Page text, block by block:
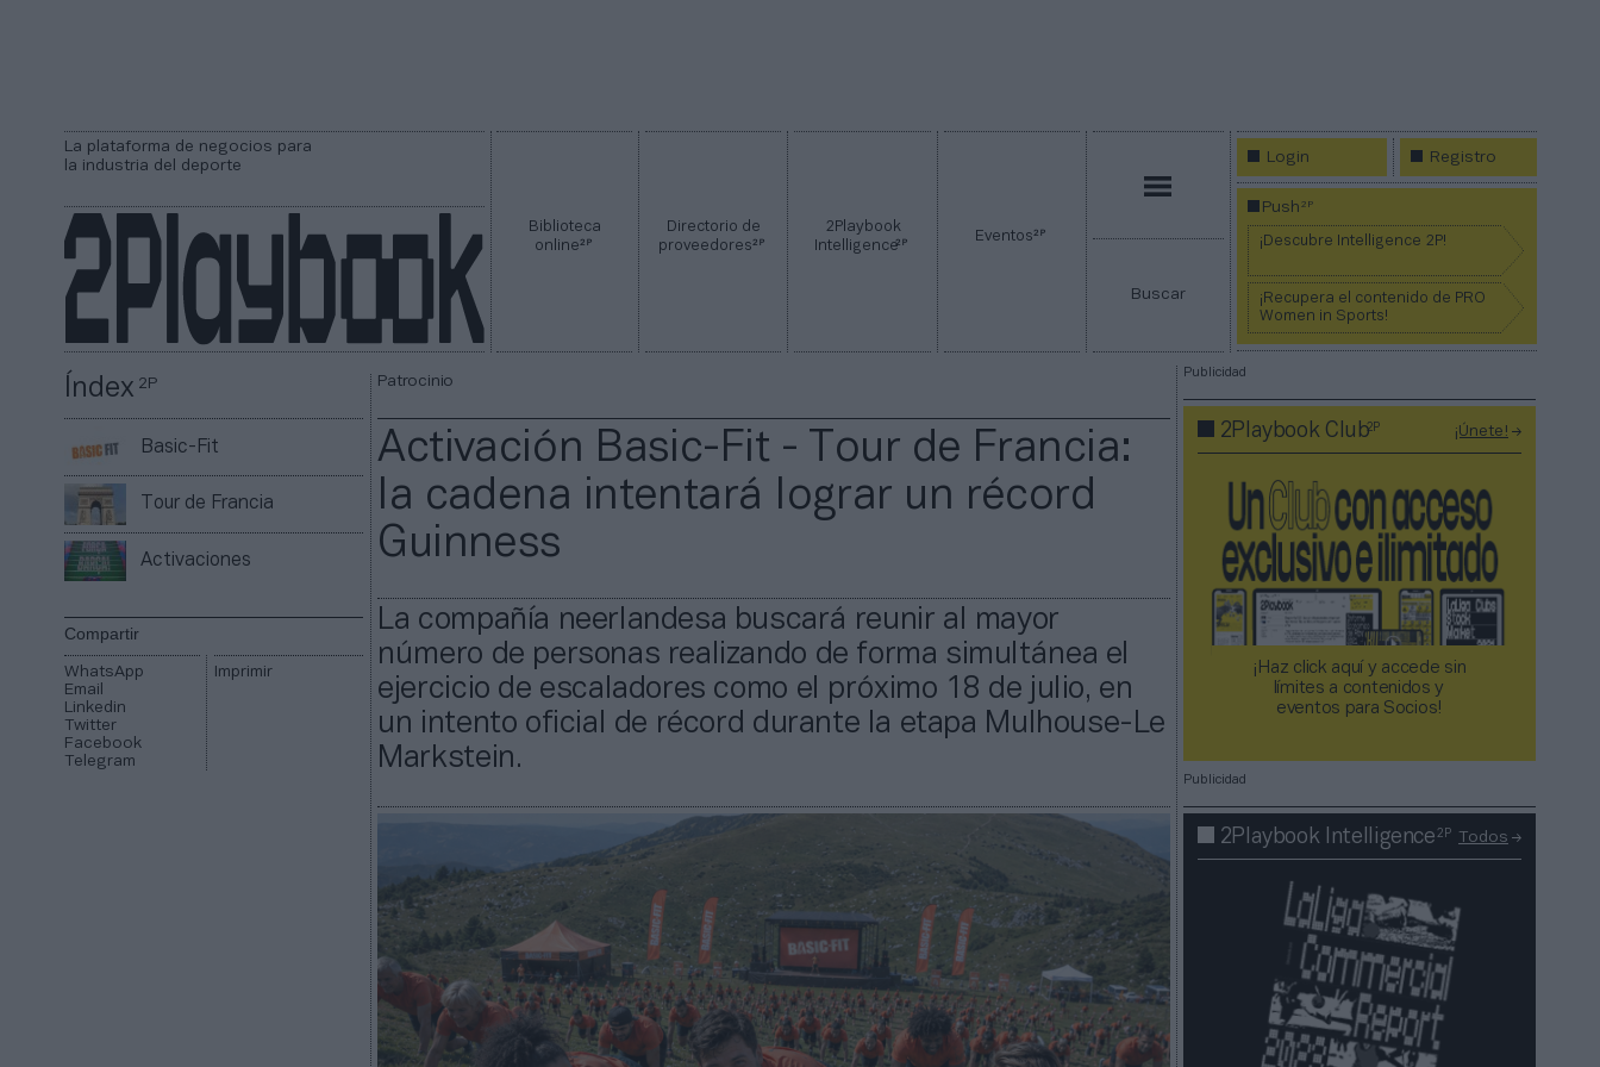
La plataforma de negocios para
la industria del deporte
Biblioteca
online2P
Directorio de
proveedores2P
2Playbook
Intelligence2P Eventos2P
Buscar
Login Registro
Push2P
¡Descubre Intelligence 2P!
¡Recupera el contenido de PRO
Women in Sports!
Índex2P
Basic-Fit
Tour de Francia
Activaciones
Compartir
WhatsApp
Email
Linkedin
Twitter
Facebook
Telegram
Imprimir
Patrocinio
Activación Basic-Fit - Tour de Francia:
la cadena intentará lograr un récord
Guinness
La compañía neerlandesa buscará reunir al mayor
número de personas realizando de forma simultánea el
ejercicio de escaladores como el próximo 18 de julio, en
un intento oficial de récord durante la etapa Mulhouse-Le
Markstein.
Publicidad
2Playbook Club2P ¡Únete!
¡Haz click aquí y accede sin
límites a contenidos y
eventos para Socios!​​​​​​​
Publicidad
2Playbook Intelligence2P Todos